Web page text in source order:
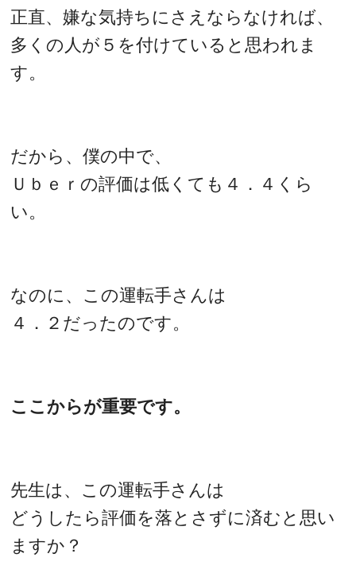
正直、嫌な気持ちにさえならなければ、
多くの人が５を付けていると思われま
す。
だから、僕の中で、
Ｕｂｅｒの評価は低くても４．４くら
い。
なのに、この運転手さんは
４．２だったのです。
ここからが重要です。
先生は、この運転手さんは
どうしたら評価を落とさずに済むと思い
ますか？